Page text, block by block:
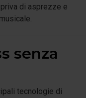
di asprezze e
senza
tecnologie di